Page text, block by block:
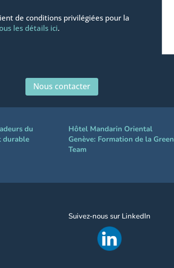
de conditions privilégiées pour la
les détails ici.
Nous contacter
du
durable
Hôtel Mandarin Oriental
Genève: Formation de la Green
Team
Suivez-nous sur LinkedIn